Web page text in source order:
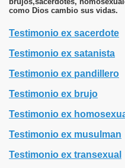
como Dios cambio sus vidas.
Testimonio ex sacerdote
Testimonio ex satanista
Testimonio ex pandillero
Testimonio ex brujo
Testimonio ex
Testimonio ex musulman
Testimonio ex transexual